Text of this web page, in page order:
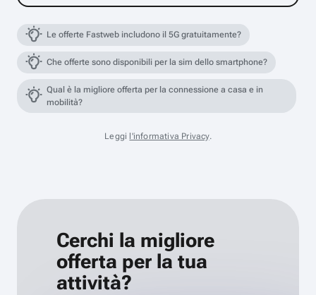
Le offerte Fastweb includono il 5G gratuitamente?
Che offerte sono disponibili per la sim dello smartphone?
Qual è la migliore offerta per la connessione a casa e in
mobilità?
Leggi l'informativa Privacy.
Cerchi la migliore
offerta per la tua
attività?